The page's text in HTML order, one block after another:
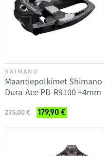
SHIMANO
Maantiepolkimet Shimano
Dura-Ace PD-R9100 +4mm
275,00 € 179,90 €